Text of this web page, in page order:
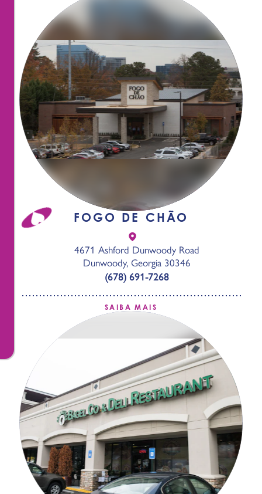
FOGO DE CHÃO
4671 Ashford Dunwoody Road
Dunwoody, Georgia 30346
(678) 691-7268
SAIBA MAIS